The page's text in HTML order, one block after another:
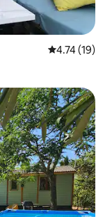
レビュー19
4.74 (19)